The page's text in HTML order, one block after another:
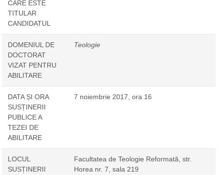
CARE ESTE
TITULAR
CANDIDATUL
DOMENIUL DE
DOCTORAT
VIZAT PENTRU
ABILITARE
Teologie
DATA ȘI ORA
SUSȚINERII
PUBLICE A
TEZEI DE
ABILITARE
7 noiembrie 2017, ora 16
LOCUL
SUSȚINERII
Facultatea de Teologie Reformată, str.
Horea nr. 7, sala 219